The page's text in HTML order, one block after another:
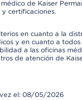
de Kaiser
certificaciones.
en cuanto a la
y en cuanto a
a las oficinas
de atención de
el: 08/05/2026